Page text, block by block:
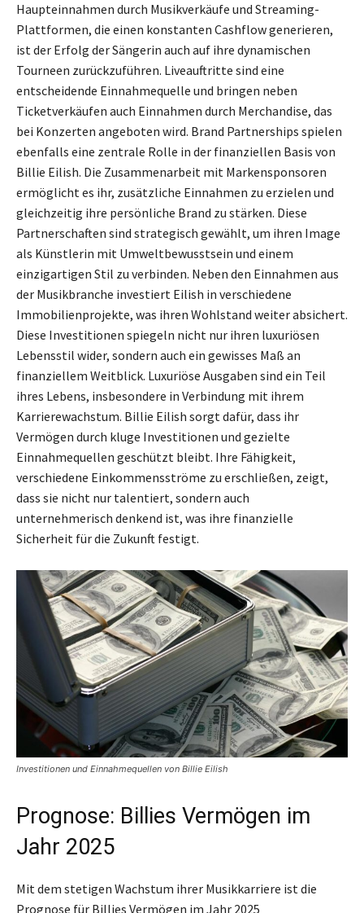
Haupteinnahmen durch Musikverkäufe und Streaming-
Plattformen, die einen konstanten Cashflow generieren,
ist der Erfolg der Sängerin auch auf ihre dynamischen
Tourneen zurückzuführen. Liveauftritte sind eine
entscheidende Einnahmequelle und bringen neben
Ticketverkäufen auch Einnahmen durch Merchandise, das
bei Konzerten angeboten wird. Brand Partnerships spielen
ebenfalls eine zentrale Rolle in der finanziellen Basis von
Billie Eilish. Die Zusammenarbeit mit Markensponsoren
ermöglicht es ihr, zusätzliche Einnahmen zu erzielen und
gleichzeitig ihre persönliche Brand zu stärken. Diese
Partnerschaften sind strategisch gewählt, um ihren Image
als Künstlerin mit Umweltbewusstsein und einem
einzigartigen Stil zu verbinden. Neben den Einnahmen aus
der Musikbranche investiert Eilish in verschiedene
Immobilienprojekte, was ihren Wohlstand weiter absichert.
Diese Investitionen spiegeln nicht nur ihren luxuriösen
Lebensstil wider, sondern auch ein gewisses Maß an
finanziellem Weitblick. Luxuriöse Ausgaben sind ein Teil
ihres Lebens, insbesondere in Verbindung mit ihrem
Karrierewachstum. Billie Eilish sorgt dafür, dass ihr
Vermögen durch kluge Investitionen und gezielte
Einnahmequellen geschützt bleibt. Ihre Fähigkeit,
verschiedene Einkommensströme zu erschließen, zeigt,
dass sie nicht nur talentiert, sondern auch
unternehmerisch denkend ist, was ihre finanzielle
Sicherheit für die Zukunft festigt.
Investitionen und Einnahmequellen von Billie Eilish
Prognose: Billies Vermögen im
Jahr 2025
Mit dem stetigen Wachstum ihrer Musikkarriere ist die
Prognose für Billies Vermögen im Jahr 2025